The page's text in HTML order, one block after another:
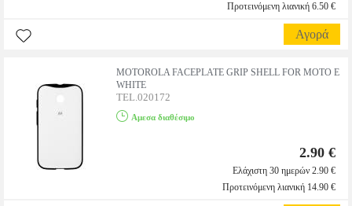
Προτεινόμενη λιανική 6.50 €
Αγορά
MOTOROLA FACEPLATE GRIP SHELL FOR MOTO E
WHITE
TEL.020172
Αμεσα διαθέσιμο
2.90 €
Ελάχιστη 30 ημερών 2.90 €
Προτεινόμενη λιανική 14.90 €